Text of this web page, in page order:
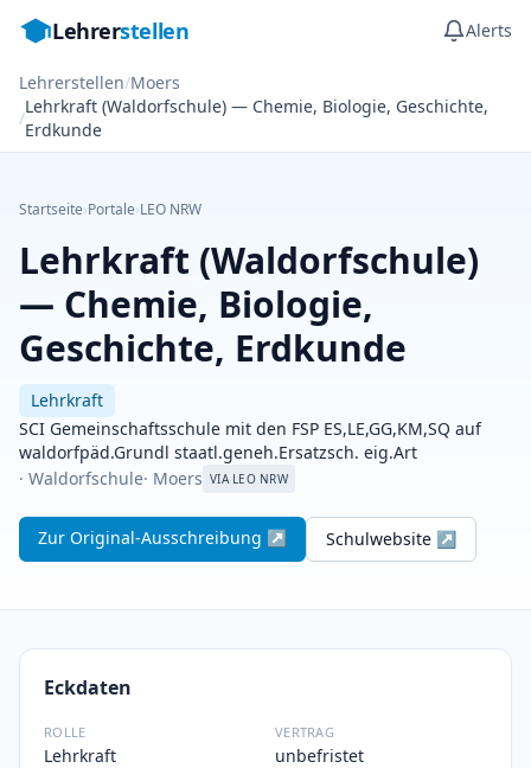
Lehrerstellen Alerts
Lehrerstellen/Moers
/
Lehrkraft (Waldorfschule) — Chemie, Biologie, Geschichte,
Erdkunde
Startseite›Portale›LEO NRW
Lehrkraft (Waldorfschule)
— Chemie, Biologie,
Geschichte, Erdkunde
Lehrkraft
SCI Gemeinschaftsschule mit den FSP ES,LE,GG,KM,SQ auf
waldorfpäd.Grundl staatl.geneh.Ersatzsch. eig.Art
· Waldorfschule· Moers VIA LEO NRW
Zur Original-Ausschreibung ↗ Schulwebsite ↗
Eckdaten
ROLLE
Lehrkraft
VERTRAG
unbefristet